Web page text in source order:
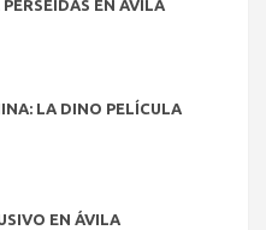
EN ÁVILA
LA DINO PELÍCULA
EN ÁVILA